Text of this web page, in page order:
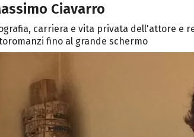
Ciavarro
carriera e vita privata dell'attore e
fino al grande schermo